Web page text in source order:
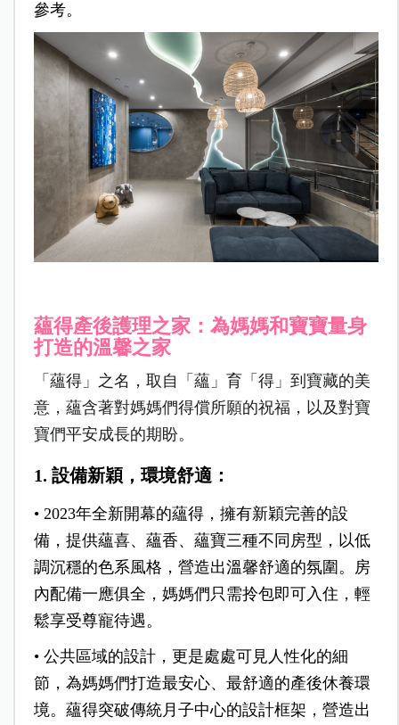
參考。
蘊得產後護理之家：為媽媽和寶寶量身
打造的溫馨之家
「蘊得」之名，取自「蘊」育「得」到寶藏的美
意，蘊含著對媽媽們得償所願的祝福，以及對寶
寶們平安成長的期盼。
1. 設備新穎，環境舒適：
• 2023年全新開幕的蘊得，擁有新穎完善的設
備，提供蘊喜、蘊香、蘊寶三種不同房型，以低
調沉穩的色系風格，營造出溫馨舒適的氛圍。房
內配備一應俱全，媽媽們只需拎包即可入住，輕
鬆享受尊寵待遇。
• 公共區域的設計，更是處處可見人性化的細
節，為媽媽們打造最安心、最舒適的產後休養環
境。蘊得突破傳統月子中心的設計框架，營造出